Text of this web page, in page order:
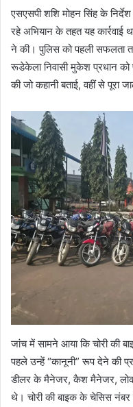
एसएसपी शशि मोहन सिंह के
रहे अभियान के तहत यह कार्रवाई
ने की। पुलिस को पहली सफलता
रूडेकेला निवासी मुकेश प्रधान
की जो कहानी बताई, वहीं से पूरा
जांच में सामने आया कि चोरी की
पहले उन्हें “कानूनी” रूप देने की
डीलर के मैनेजर, कैश मैनेजर,
थे। चोरी की बाइक के चेसिस नंबर